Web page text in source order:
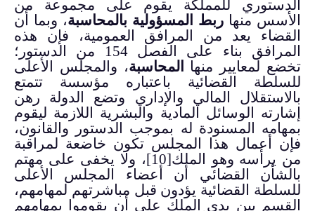
الدستوري للمملكة يقوم على مجموعة من
الأسس منها ربط المسؤولية بالمحاسبة، وبما أن
القضاء يعد من المرافق العمومية، فإن هذه
المرافق بناء على الفصل 154 من الدستور؛
تخضع لمعايير منها
المحاسبة، والمجلس الأعلى
للسلطة القضائية باعتباره مؤسسة تتمتع
بالاستقلال المالي والإداري وتضع الدولة رهن
إشارته الوسائل المادية والبشرية اللازمة ليقوم
بمهامه المسنودة له بموجب الدستور والقانون،
فإن أعمال هذا المجلس تكون خاضعة لمراقبة
من يرأسه وهو الملك[10]، ولا يخفى على مهتم
بالشأن القضائي أن أعضاء المجلس الأعلى
للسلطة القضائية يؤدون قبل مباشرتهم لمهامهم،
القسم بين يدي الملك على أن يقوموا بمهامهم